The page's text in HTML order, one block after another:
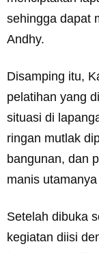
sehingga dapat
Andhy.
Disamping itu,
pelatihan yang
situasi di
ringan mutlak
bangunan, dan
manis
Setelah dibuka
kegiatan diisi